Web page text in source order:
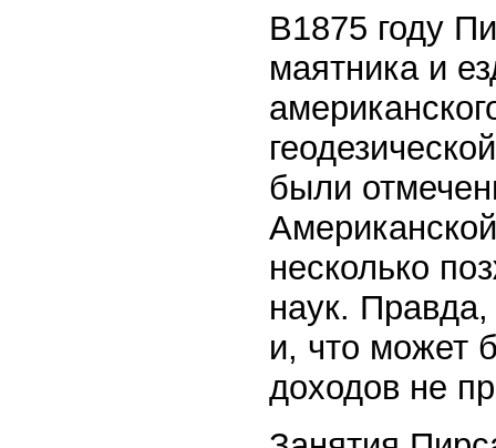
В1875 году
маятника и
были
несколько
наук.
и, что может
доходов не